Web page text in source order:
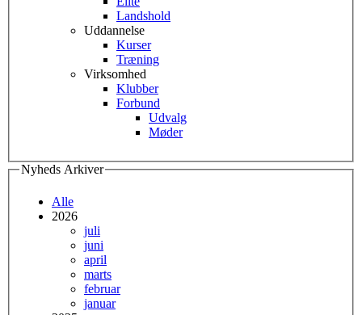
Landshold
Uddannelse
Kurser
Træning
Virksomhed
Klubber
Forbund
Udvalg
Møder
Nyheds Arkiver
Alle
2026
juli
juni
april
marts
februar
januar